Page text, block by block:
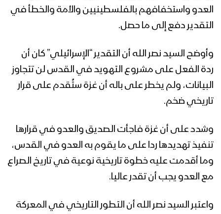
العدو واستخفافهم بالفلسطينيين والأمة والخطأ في
التقدير دفع إلى ما حصل.
وأوضح السيد نصر الله أن التقدير “الإسرائيلي” كان أن
ردة الفعل على مشروع التهويد في القدس لن تتجاوز
البيانات، ولم يخطر على باله أن غزة ستُقدم على قرار
تاريخي ضخم.
وشدد على أن غزة فاجأت الصديق والعدو في قرارها
تنفيذ تهديدها ردا على ما يقوم به العدو في القدس،
وما أقدمت عليه خطوة تاريخية نوعية في تاريخ الصراع
مع العدو يجب أن تقدر عاليا.
واعتبر السيد نصر الله أن التطور التاريخي في المعركة